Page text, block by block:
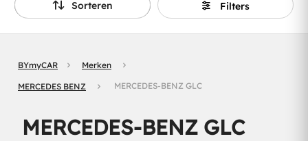
Sorteren Filters
BYmyCAR Merken
MERCEDES BENZ MERCEDES-BENZ GLC
MERCEDES-BENZ GLC